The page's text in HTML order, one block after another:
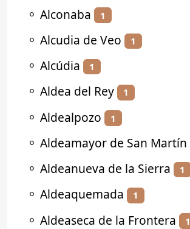
⚬ Alconaba 1
⚬ Alcudia de Veo 1
⚬ Alcúdia 1
⚬ Aldea del Rey 1
⚬ Aldealpozo 1
⚬ Aldeamayor de San Martín
⚬ Aldeanueva de la Sierra 1
⚬ Aldeaquemada 1
⚬ Aldeaseca de la Frontera 1